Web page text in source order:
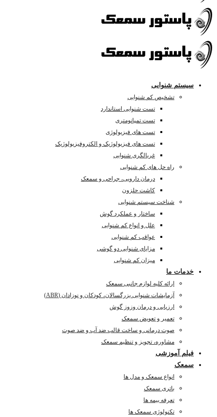
سیستم شنوایی
تشخیص کم شنوایی
تست شنوایی استاندارد
تست تمپانومتری
تست های فیزیولوژی
تست های فیزیولوژیک و الکتروفیزیولوژیک
غربالگری شنوایی
راه حل های کم شنوایی
درمان دارویی، جراحی و سمعک
کاشت حلزون
شناخت سیستم شنوایی
ساختار و عملکرد گوش
علل و انواع کم شنوایی
عواقب کم شنوایی
مزایای شنوایی دو گوشی
میزان کم شنوایی
خدمات ما
ارائه کلیه لوازم جانبی سمعک
آزمایشات شنوایی بزرگسالان، کودکان و نوزادان (ABR)
ارزیابی و درمان وزوز گوش
تعمیر و تعویض سمعک
صوت درمانی و ساخت قالب ضد آب و ضد صوت
مشاوره، تجویز و تنظیم سمعک
فیلم آموزشی
سمعک
انواع سمعک و مدل ها
باتری سمعک
تعرفه بیمه ها
تکنولوژی سمعک ها